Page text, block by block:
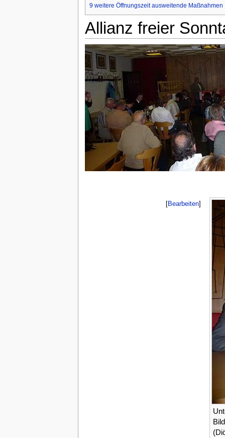
9 weitere Öffnungszeit ausweitende Maßnahmen
Allianz freier
[Bearbeiten]